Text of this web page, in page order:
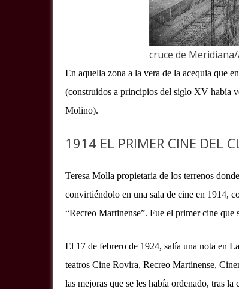
cruce de
En aquella zona a la vera de la acequia que
(construidos a principios del siglo XV había
Molino).
1914 EL PRIMER CINE DEL
Teresa Molla propietaria de los terrenos
convirtiéndolo en una sala de cine en 1914,
“Recreo Martinense”. Fue el primer cine
El 17 de febrero de 1924, salía una nota en
teatros Cine Rovira, Recreo Martinense,
las mejoras que se les había ordenado, tras